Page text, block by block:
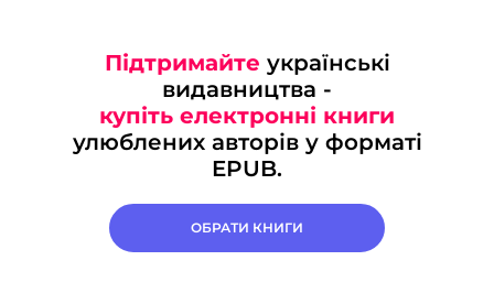
Підтримайте українські
видавництва -
купіть електронні книги
улюблених авторів у форматі
EPUB.
ОБРАТИ КНИГИ